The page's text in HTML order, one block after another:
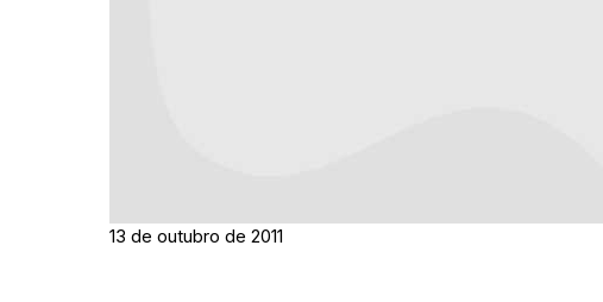
13 de outubro de 2011